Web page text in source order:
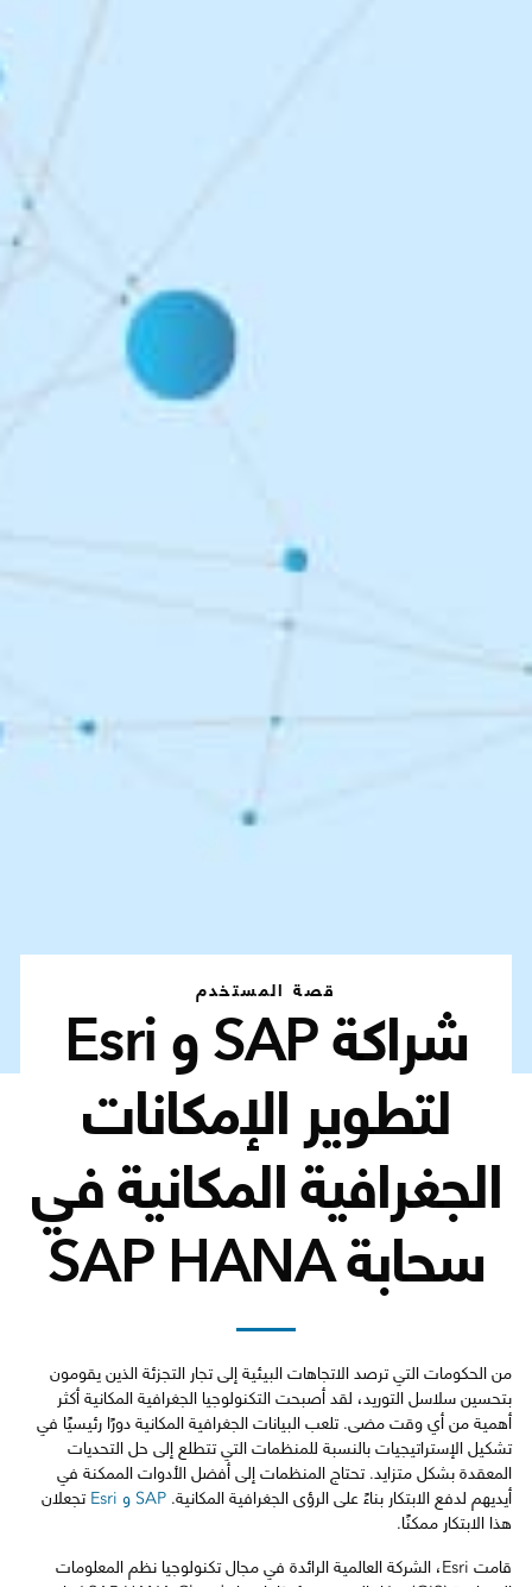
قصة المستخدم
شراكة SAP و Esri
لتطوير الإمكانات
الجغرافية المكانية في
سحابة SAP HANA
من الحكومات التي ترصد الاتجاهات البيئية إلى تجار التجزئة الذين يقومون
بتحسين سلاسل التوريد، لقد أصبحت التكنولوجيا الجغرافية المكانية أكثر
أهمية من أي وقت مضى. تلعب البيانات الجغرافية المكانية دورًا رئيسيًا في
تشكيل الإستراتيجيات بالنسبة للمنظمات التي تتطلع إلى حل التحديات
المعقدة بشكل متزايد. تحتاج المنظمات إلى أفضل الأدوات الممكنة في
أيديهم لدفع الابتكار بناءً على الرؤى الجغرافية المكانية. SAP و Esri
تجعلان
هذا الابتكار ممكنًا.
قامت Esri، الشركة العالمية الرائدة في مجال تكنولوجيا نظم المعلومات